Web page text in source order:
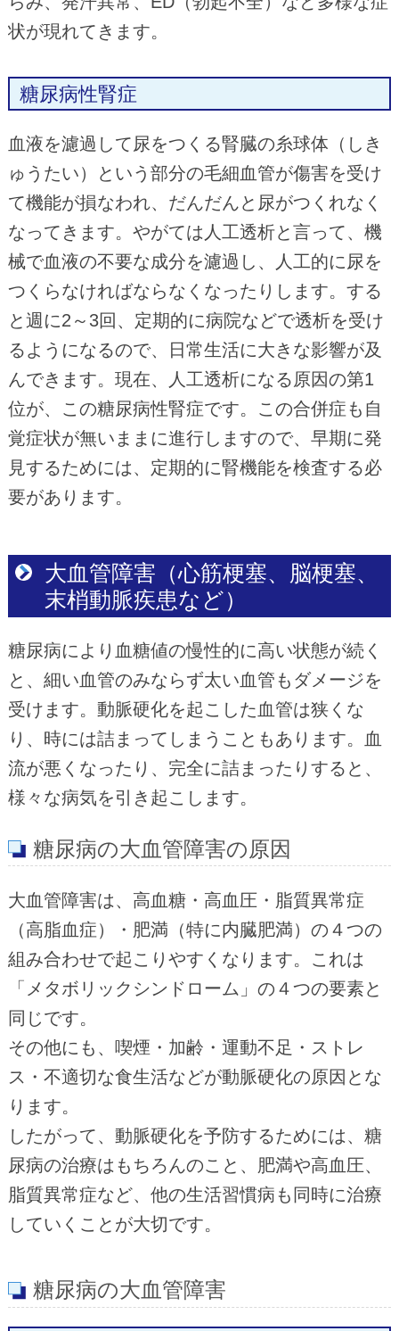
状が現れてきます。
糖尿病性腎症
血液を濾過して尿をつくる腎臓の糸球体（しき
ゅうたい）という部分の毛細血管が傷害を受け
て機能が損なわれ、だんだんと尿がつくれなく
なってきます。やがては人工透析と言って、機
械で血液の不要な成分を濾過し、人工的に尿を
つくらなければならなくなったりします。する
と週に2～3回、定期的に病院などで透析を受け
るようになるので、日常生活に大きな影響が及
んできます。現在、人工透析になる原因の第1
位が、この糖尿病性腎症です。この合併症も自
覚症状が無いままに進行しますので、早期に発
見するためには、定期的に腎機能を検査する必
要があります。
大血管障害（心筋梗塞、脳梗塞、
末梢動脈疾患など）
糖尿病により血糖値の慢性的に高い状態が続く
と、細い血管のみならず太い血管もダメージを
受けます。動脈硬化を起こした血管は狭くな
り、時には詰まってしまうこともあります。血
流が悪くなったり、完全に詰まったりすると、
様々な病気を引き起こします。
糖尿病の大血管障害の原因
大血管障害は、高血糖・高血圧・脂質異常症
（高脂血症）・肥満（特に内臓肥満）の４つの
組み合わせで起こりやすくなります。これは
「メタボリックシンドローム」の４つの要素と
同じです。
その他にも、喫煙・加齢・運動不足・ストレ
ス・不適切な食生活などが動脈硬化の原因とな
ります。
したがって、動脈硬化を予防するためには、糖
尿病の治療はもちろんのこと、肥満や高血圧、
脂質異常症など、他の生活習慣病も同時に治療
していくことが大切です。
糖尿病の大血管障害